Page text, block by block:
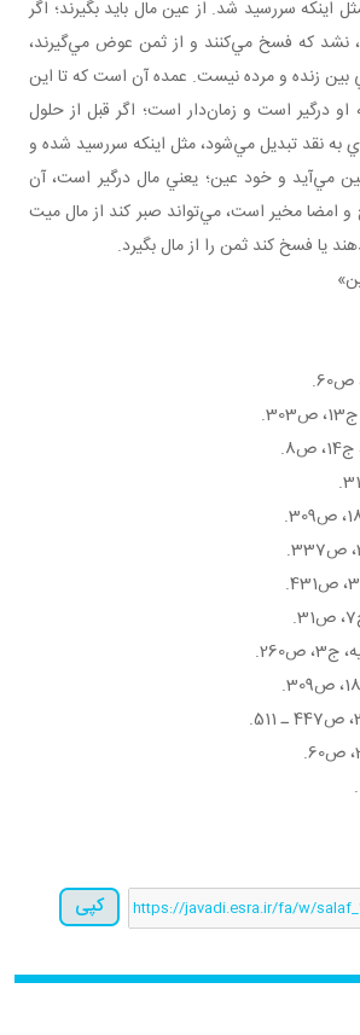
اينکه سررسيد شد. از عين مال بايد بگيرند؛ اگر
نشد که فسخ مي‌کنند و از ثمن عوض مي‌گيرند،
بين زنده و مرده نيست. عمده آن است که تا اين
درگير است و زمان‌دار است؛ اگر قبل از حلول
به نقد تبديل مي‌شود، مثل اينکه سررسيد شده و
مي‌آيد و خود عين؛ يعني مال درگير است، آن
مخير است، مي‌تواند صبر کند از مال ميت
يا فسخ کند ثمن را از مال بگيرد.
ص260.
کپی